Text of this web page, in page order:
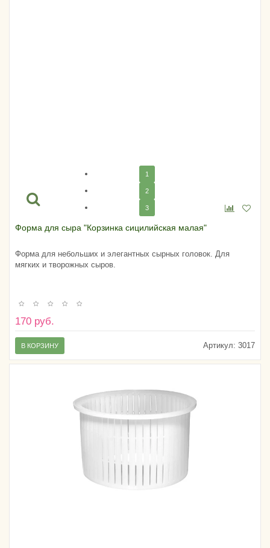
1
2
3
Форма для сыра "Корзинка сицилийская малая"
Форма для небольших и элегантных сырных головок. Для
мягких и творожных сыров.
170 руб.
Артикул: 3017
В КОРЗИНУ